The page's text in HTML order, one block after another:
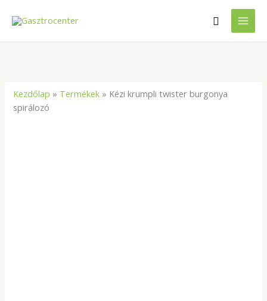
Search
Kezdőlap » Termékek » Kézi krumpli twister burgonya
spirálozó